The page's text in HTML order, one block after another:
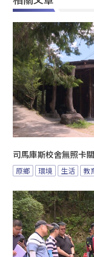
司馬庫斯校舍無照卡
原鄉 環境 生活 教